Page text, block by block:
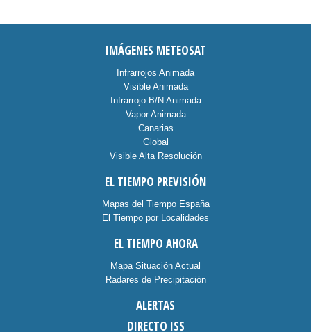
IMÁGENES METEOSAT
Infrarrojos Animada
Visible Animada
Infrarrojo B/N Animada
Vapor Animada
Canarias
Global
Visible Alta Resolución
EL TIEMPO PREVISIÓN
Mapas del Tiempo España
El Tiempo por Localidades
EL TIEMPO AHORA
Mapa Situación Actual
Radares de Precipitación
ALERTAS
DIRECTO ISS